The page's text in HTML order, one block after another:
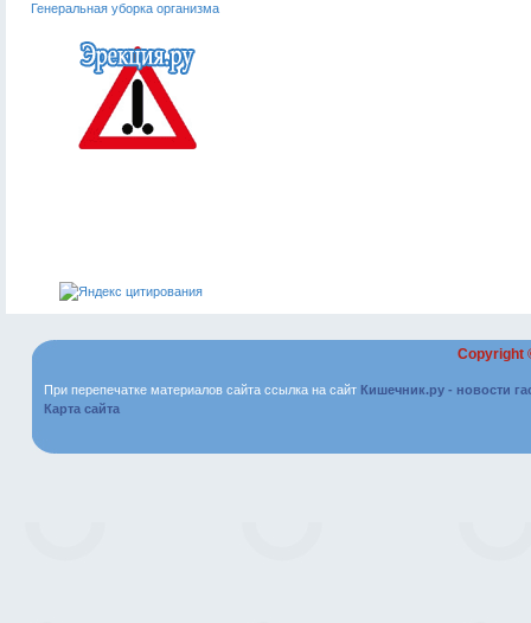
Генеральная уборка организма
Copyright
При перепечатке материалов сайта ссылка на сайт Кишечник.ру - новости
Карта сайта